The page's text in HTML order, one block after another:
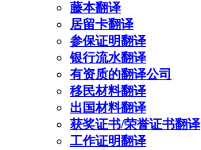
藤本翻译
居留卡翻译
参保证明翻译
银行流水翻译
有资质的翻译公司
移民材料翻译
出国材料翻译
获奖证书/荣誉证书翻译
工作证明翻译